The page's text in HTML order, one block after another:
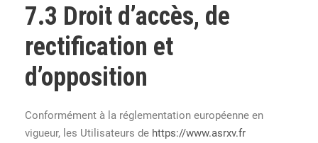
7.3 Droit d’accès, de
rectification et
d’opposition
Conformément à la réglementation européenne en
vigueur, les Utilisateurs de https://www.asrxv.fr